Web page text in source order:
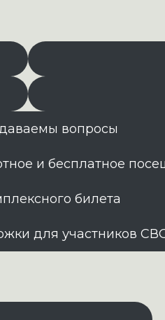
вопросы
и бесплатное
билета
для участников